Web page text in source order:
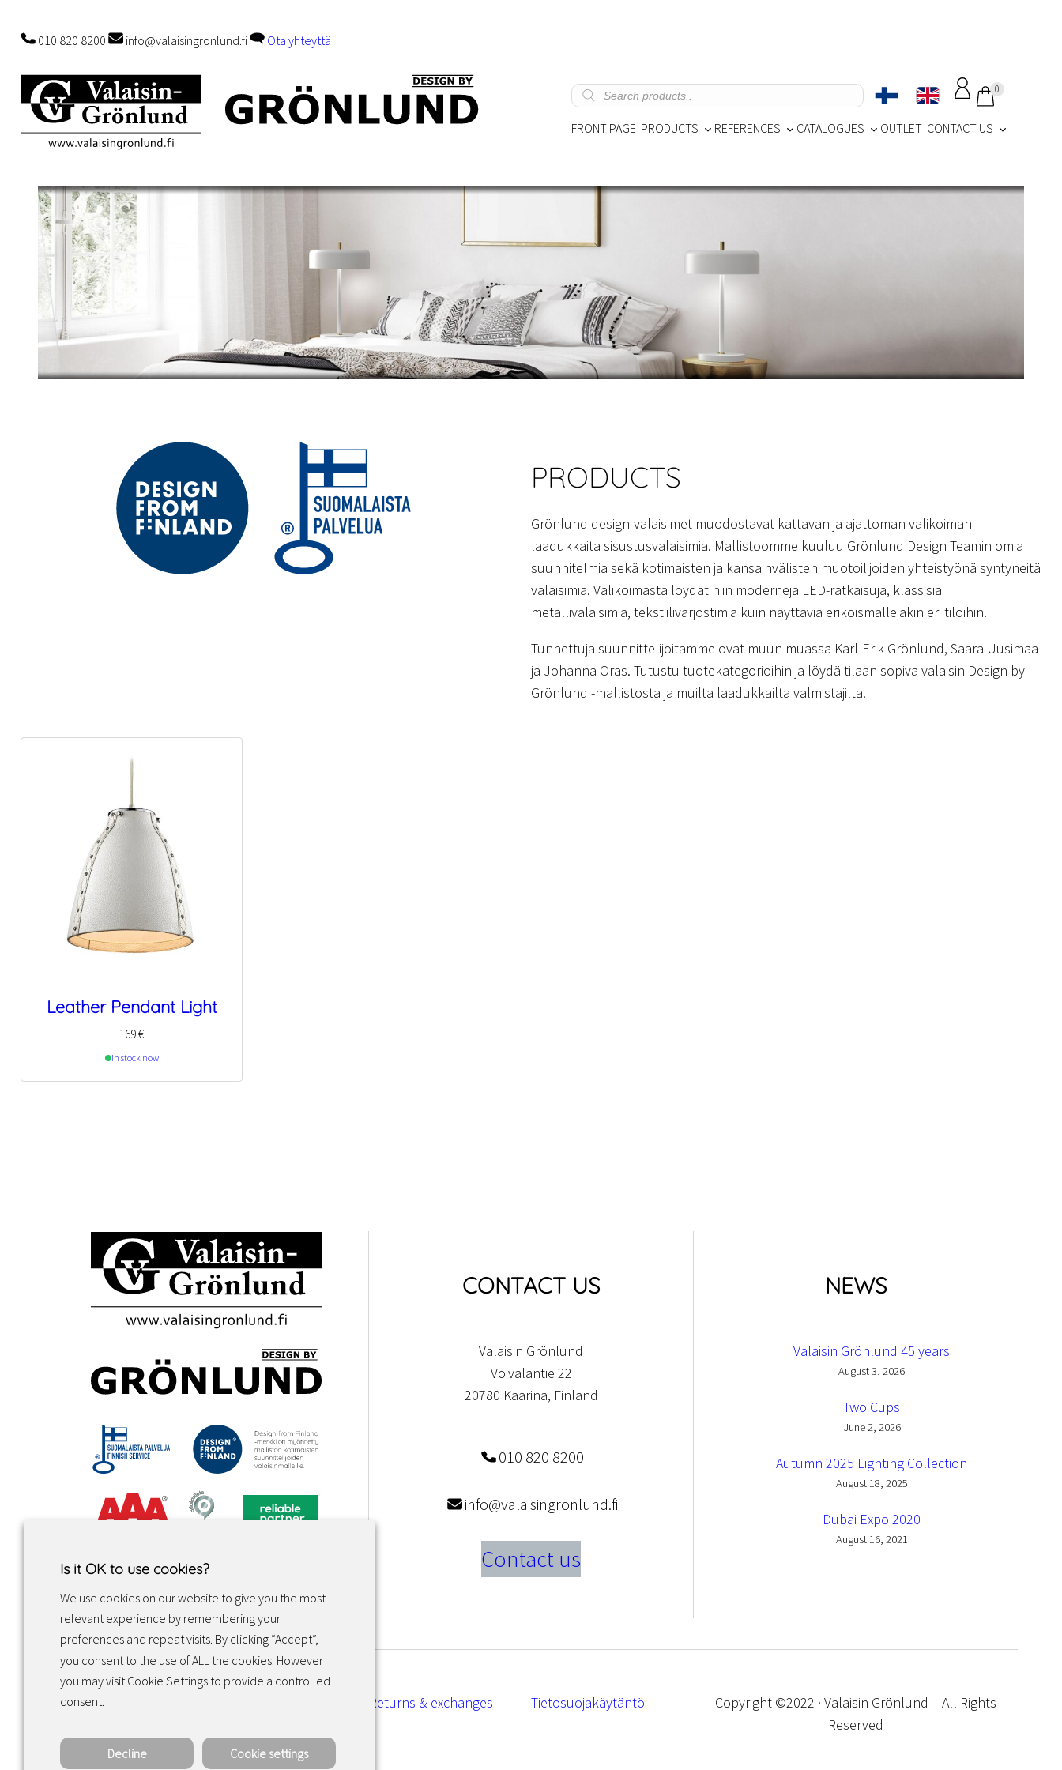
010 820 8200 info@valaisingronlund.fi Ota yhteyttä
Products
search
0
FRONT PAGE PRODUCTS REFERENCES CATALOGUES OUTLET CONTACT US
PRODUCTS
Grönlund design-valaisimet muodostavat kattavan ja ajattoman valikoiman
laadukkaita sisustusvalaisimia. Mallistoomme kuuluu Grönlund Design Teamin omia
suunnitelmia sekä kotimaisten ja kansainvälisten muotoilijoiden yhteistyönä syntyneitä
valaisimia. Valikoimasta löydät niin moderneja LED-ratkaisuja, klassisia
metallivalaisimia, tekstiilivarjostimia kuin näyttäviä erikoismallejakin eri tiloihin.
Tunnettuja suunnittelijoitamme ovat muun muassa Karl-Erik Grönlund, Saara Uusimaa
ja Johanna Oras. Tutustu tuotekategorioihin ja löydä tilaan sopiva valaisin Design by
Grönlund -mallistosta ja muilta laadukkailta valmistajilta.
Leather Pendant Light
169€
In stock now
CONTACT US
Valaisin Grönlund
Voivalantie 22
20780 Kaarina, Finland
010 820 8200
info@valaisingronlund.fi
Contact us
NEWS
Valaisin Grönlund 45 years
August 3, 2026
Two Cups
June 2, 2026
Autumn 2025 Lighting Collection
August 18, 2025
Dubai Expo 2020
August 16, 2021
Returns & exchanges Tietosuojakäytäntö
Copyright ©2022 · Valaisin Grönlund – All Rights
Reserved
Is it OK to use cookies?
We use cookies on our website to give you the most
relevant experience by remembering your
preferences and repeat visits. By clicking “Accept”,
you consent to the use of ALL the cookies. However
you may visit Cookie Settings to provide a controlled
consent.
Decline Cookie settings